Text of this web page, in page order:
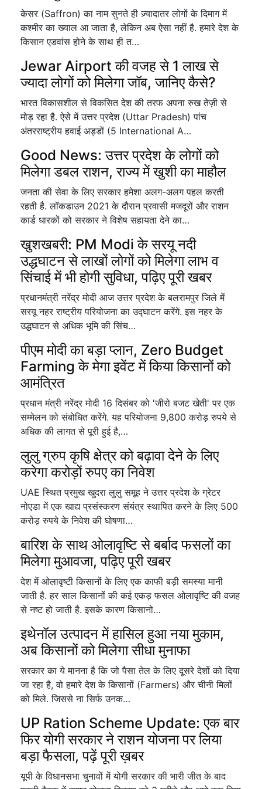
केसर (Saffron) का नाम सुनते ही ज़्यादातर लोगों के दिमाग में
कश्मीर का ख्याल आ जाता है, लेकिन अब ऐसा नहीं है. हमारे देश के
किसान एडवांस होने के साथ ही त…
Jewar Airport की वजह से 1 लाख से
ज्यादा लोगों को मिलेगा जॉब, जानिए कैसे?
भारत विकासशील से विकसित देश की तरफ अपना रुख तेज़ी से
मोड़ रहा है. ऐसे में उत्तर प्रदेश (Uttar Pradesh) पांच
अंतरराष्ट्रीय हवाई अड्डों (5 International A…
Good News: उत्तर प्रदेश के लोगों को
मिलेगा डबल राशन, राज्य में खुशी का माहौल
जनता की सेवा के लिए सरकार हमेशा अलग-अलग पहल करती
रहती है. लॉकडाउन 2021 के दौरान प्रवासी मजदूरों और राशन
कार्ड धारकों को सरकार ने विशेष सहायता देने का…
खुशखबरी: PM Modi के सरयू नदी
उद्धघाटन से लाखों लोगों को मिलेगा लाभ व
सिंचाई में भी होगी सुविधा, पढ़िए पूरी खबर
प्रधानमंत्री नरेंद्र मोदी आज उत्तर प्रदेश के बलरामपुर जिले में
सरयू नहर राष्ट्रीय परियोजना का उद्घाटन करेंगे. इस नहर के
उद्धघाटन से अधिक भूमि की सिंच…
पीएम मोदी का बड़ा प्लान, Zero Budget
Farming के मेगा इवेंट में किया किसानों को
आमंत्रित
प्रधान मंत्री नरेंद्र मोदी 16 दिसंबर को 'जीरो बजट खेती' पर एक
सम्मेलन को संबोधित करेंगे. यह परियोजना 9,800 करोड़ रुपये से
अधिक की लागत से पूरी हुई है,…
लुलु ग्रुप कृषि क्षेत्र को बढ़ावा देने के लिए
करेगा करोड़ों रुपए का निवेश
UAE स्थित प्रमुख खुदरा लुलु समूह ने उत्तर प्रदेश के ग्रेटर
नोएडा में एक खाद्य प्रसंस्करण संयंत्र स्थापित करने के लिए 500
करोड़ रुपये के निवेश की घोषणा…
बारिश के साथ ओलावृष्टि से बर्बाद फसलों का
मिलेगा मुआवजा, पढ़िए पूरी खबर
देश में ओलावृष्टी किसानों के लिए एक काफी बड़ी समस्या मानी
जाती है. हर साल किसानों की कई एकड़ फसल ओलावृष्टि की वजह
से नष्ट हो जाती है. इसके कारण किसानो…
इथेनॉल उत्पादन में हासिल हुआ नया मुकाम,
अब किसानों को मिलेगा सीधा मुनाफा
सरकार का ये मानना है कि जो पैसा तेल के लिए दूसरे देशों को दिया
जा रहा है, वो हमारे देश के किसानों (Farmers) और चीनी मिलों
को मिले. जिससे ना सिर्फ उनक…
UP Ration Scheme Update: एक बार
फिर योगी सरकार ने राशन योजना पर लिया
बड़ा फैसला, पढ़ें पूरी ख़बर
यूपी के विधानसभा चुनावों में योगी सरकार की भारी जीत के बाद